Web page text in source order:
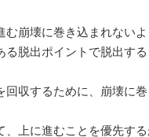
む崩壊に巻き込まれない
る脱出ポイントで脱出する
回収するために、崩壊に
、上に進むことを優先す